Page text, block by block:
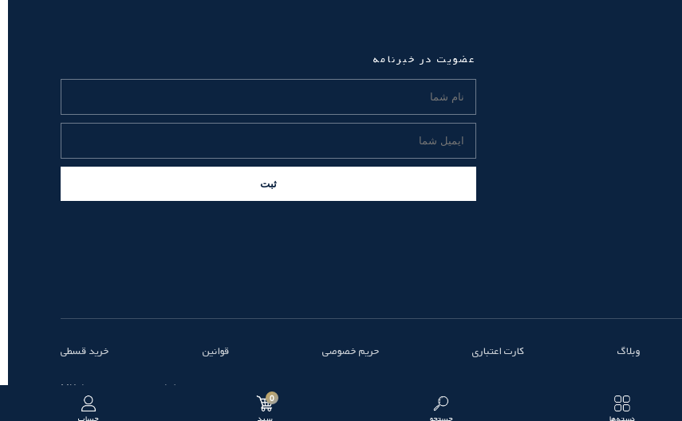
0
عضویت در خبرنامه
ثبت
وبلاگ کارت اعتباری حریم خصوصی قوانین خرید قسطی
طراحی و توسعه توسط MK